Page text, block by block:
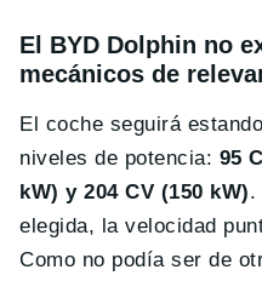
El BYD Dolphin no
mecánicos de
El coche seguirá
niveles de potencia: 95
kW) y 204 CV (150 kW).
elegida, la velocidad
Como no podía ser de